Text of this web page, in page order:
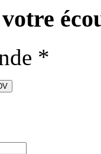
*